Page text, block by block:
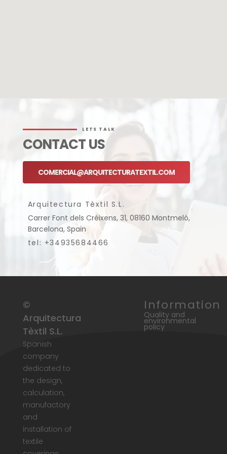
LETS TALK
CONTACT US
COMERCIAL@ARQUITECTURATEXTIL.COM
Arquitectura Tèxtil S.L.
Carrer Font dels Créixens, 31, 08160 Montmeló,
Barcelona, Spain
tel: +34935684466
©
Arquitectura
Tèxtil S.L.
Spanish
company
dedicated to
the design,
calculation,
manufactory
and
installation of
textile
Information
Quality and
environmental
policy